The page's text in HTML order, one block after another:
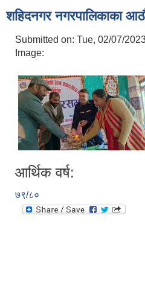
शहिदनगर नगरपालिकाका
Submitted on: Tue, 02/07/
Image:
आर्थिक वर्ष:
७९/८०